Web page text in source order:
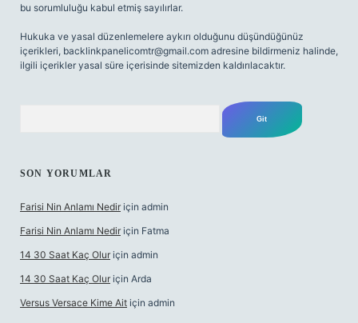
bu sorumluluğu kabul etmiş sayılırlar.
Hukuka ve yasal düzenlemelere aykırı olduğunu düşündüğünüz
içerikleri, backlinkpanelicomtr@gmail.com adresine bildirmeniz halinde,
ilgili içerikler yasal süre içerisinde sitemizden kaldırılacaktır.
SON YORUMLAR
Farisi Nin Anlamı Nedir için admin
Farisi Nin Anlamı Nedir için Fatma
14 30 Saat Kaç Olur için admin
14 30 Saat Kaç Olur için Arda
Versus Versace Kime Ait için admin